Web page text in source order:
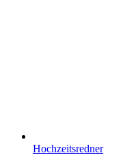
Hochzeitsredner